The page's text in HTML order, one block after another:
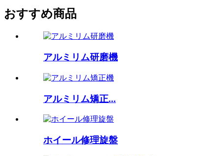
おすすめ商品
アルミリム研磨機
アルミリム矯正...
ホイール修理旋盤